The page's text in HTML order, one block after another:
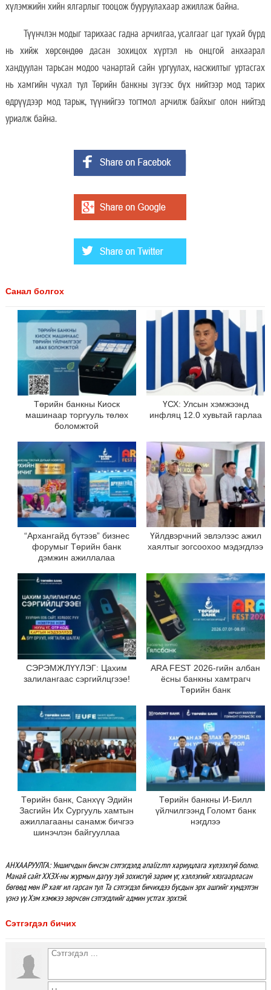
хүлэмжийн хийн ялгарлыг тооцож бууруулахаар ажиллаж байна.
Түүнчлэн модыг тарихаас гадна арчилгаа, усалгааг цаг тухай бүрд
нь хийж хөрсөндөө дасан зохицох хүртэл нь онцгой анхаарал
хандуулан тарьсан модоо чанартай сайн ургуулах, насжилтыг уртасгах
нь хамгийн чухал тул Төрийн банкны зүгээс бүх нийтээр мод тарих
өдрүүдээр мод тарьж, түүнийгээ тогтмол арчилж байхыг олон нийтэд
уриалж байна.
Санал болгох
Төрийн банкны Киоск
машинаар торгууль төлөх
боломжтой
ҮСХ: Улсын хэмжээнд
инфляц 12.0 хувьтай гарлаа
“Архангайд бүтээв” бизнес
форумыг Төрийн банк
дэмжин ажиллалаа
Үйлдвэрчний эвлэлээс ажил
хаялтыг зогсоохоо мэдэгдлээ
СЭРЭМЖЛҮҮЛЭГ: Цахим
залилангаас сэргийлцгээе!
ARA FEST 2026-гийн албан
ёсны банкны хамтрагч
Төрийн банк
Төрийн банк, Санхүү Эдийн
Засгийн Их Сургууль хамтын
ажиллагааны санамж бичгээ
шинэчлэн байгууллаа
Төрийн банкны И-Билл
үйлчилгээнд Голомт банк
нэгдлээ
АНХААРУУЛГА: Уншигчдын бичсэн сэтгэгдэлд analiz.mn хариуцлага хүлээхгүй болно.
Манай сайт ХХЗХ-ны журмын дагуу зүй зохисгүй зарим үг, хэллэгийг хязгаарласан
бөгөөд мөн IP хаяг ил гарсан тул Та сэтгэгдэл бичихдээ бусдын эрх ашгийг хүндэтгэн
үзнэ үү. Хэм хэмжээ зөрчсөн сэтгэгдлийг админ устгах эрхтэй.
Сэтгэгдэл бичих